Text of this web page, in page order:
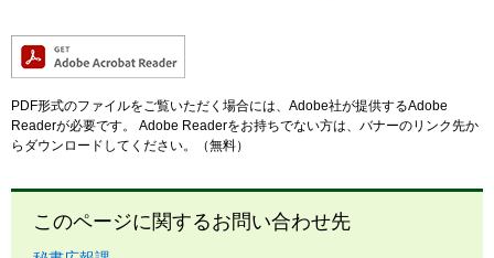
PDF形式のファイルをご覧いただく場合には、Adobe社が提供するAdobe
Readerが必要です。
Adobe Readerをお持ちでない方は、バナーのリンク先か
らダウンロードしてください。（無料）
このページに関するお問い合わせ先